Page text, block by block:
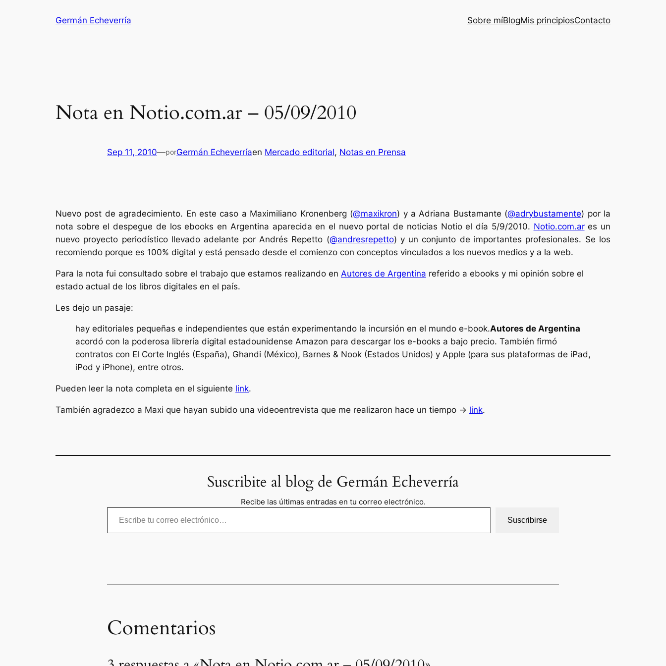
Germán Echeverría Sobre míBlogMis principiosContacto
Nota en Notio.com.ar – 05/09/2010
Sep 11, 2010—porGermán Echeverríaen Mercado editorial, Notas en Prensa
Nuevo post de agradecimiento. En este caso a Maximiliano Kronenberg (@maxikron) y a Adriana Bustamante (@adrybustamente) por la
nota sobre el despegue de los ebooks en Argentina aparecida en el nuevo portal de noticias Notio el día 5/9/2010. Notio.com.ares un
nuevo proyecto periodístico llevado adelante por Andrés Repetto (@andresrepetto) y un conjunto de importantes profesionales. Se los
recomiendo porque es 100% digital y está pensado desde el comienzo con conceptos vinculados a los nuevos medios y a la web.
Para la nota fui consultado sobre el trabajo que estamos realizando en Autores de Argentina referido a ebooks y mi opinión sobre el
estado actual de los libros digitales en el país.
Les dejo un pasaje:
hay editoriales pequeñas e independientes que están experimentando la incursión en el mundo e-book.Autores de Argentina
acordó con la poderosa librería digital estadounidense Amazon para descargar los e-books a bajo precio. También firmó
contratos con El Corte Inglés (España), Ghandi (México), Barnes & Nook (Estados Unidos) y Apple (para sus plataformas de iPad,
iPod y iPhone), entre otros.
Pueden leer la nota completa en el siguiente link.
También agradezco a Maxi que hayan subido una videoentrevista que me realizaron hace un tiempo -> link.
Suscribite al blog de Germán Echeverría
Recibe las últimas entradas en tu correo electrónico.
Escribe tu correo electrónico…
Suscribirse
Comentarios